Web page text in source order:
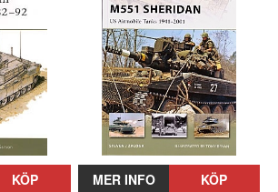
KÖP MER INFO KÖP